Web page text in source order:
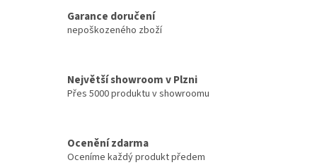
Garance doručení
nepoškozeného zboží
Největší showroom v Plzni
Přes 5000 produktu v showroomu
Ocenění zdarma
Oceníme každý produkt předem